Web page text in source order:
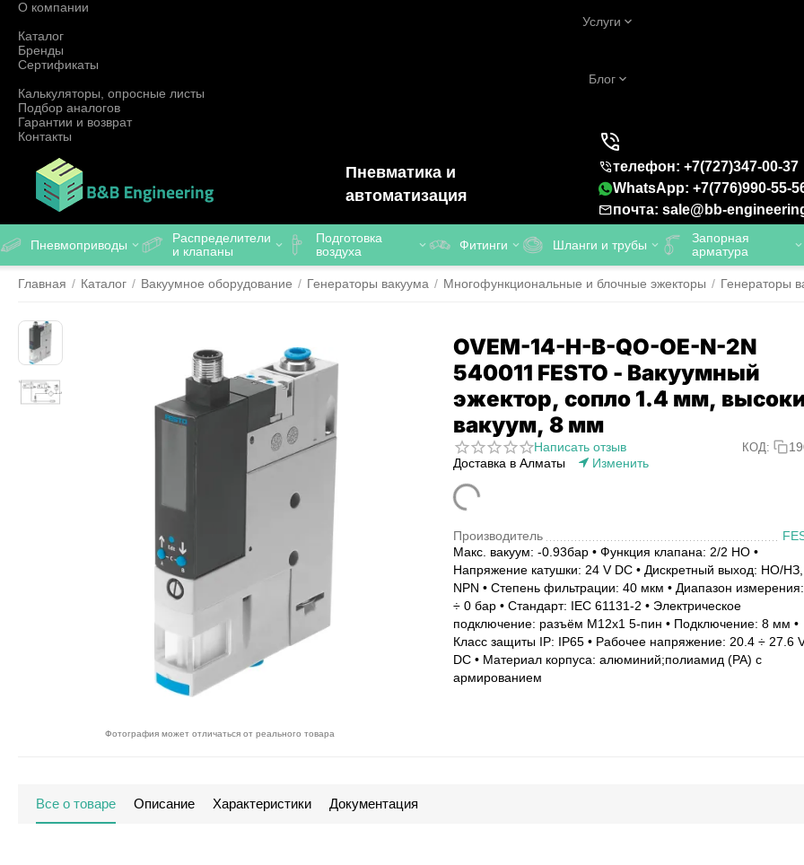
О компании
Услуги
Каталог
Бренды
Сертификаты
Блог
Калькуляторы, опросные листы
Подбор аналогов
Гарантии и возврат
Контакты
Пневматика и
автоматизация
телефон: +7(727)347-00-37
WhatsApp: +7(776)990-55-
почта: sale@bb-
Пневмоприводы
Распределители
и клапаны
Подготовка
воздуха
Фитинги Шланги и трубы
Запорная
арматура
Главная / Каталог / Вакуумное оборудование / Генераторы вакуума / Многофункциональные и блочные эжекторы / Генераторы
Фотография может отличаться от реального товара
OVEM-14-H-B-QO-OE-N-2N
540011 FESTO - Вакуумный
эжектор, сопло 1.4 мм,
вакуум, 8 мм
Написать отзыв КОД:
Доставка в Алматы
Изменить
Производитель
Макс. вакуум: -0.93бар • Функция клапана: 2/2 НО •
Напряжение катушки: 24 V DC • Дискретный выход: НО/НЗ,
NPN • Степень фильтрации: 40 мкм • Диапазон
÷ 0 бар • Стандарт: IEC 61131-2 • Электрическое
подключение: разъём M12x1 5-пин • Подключение: 8 мм •
Класс защиты IP: IP65 • Рабочее напряжение: 20.4 ÷ 27.6
DC • Материал корпуса: алюминий;полиамид (PA) с
армированием
Все о товаре Описание Характеристики Документация